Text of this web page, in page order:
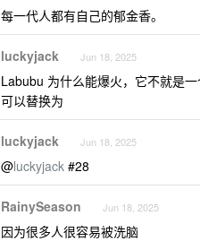
每一代人都有自己的郁金香。
luckyjack Jun 18, 2025
Labubu 为什么能爆火，它不就是一
可以替换为
luckyjack Jun 18, 2025
@luckyjack #28
RainySeason Jun 18, 2025
因为很多人很容易被洗脑